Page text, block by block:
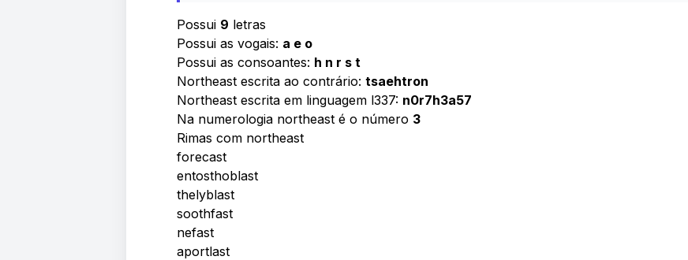
Possui 9 letras
Possui as vogais: a e o
Possui as consoantes: h n r s t
Northeast escrita ao contrário: tsaehtron
Northeast escrita em linguagem l337: n0r7h3a57
Na numerologia northeast é o número 3
Rimas com northeast
forecast
entosthoblast
thelyblast
soothfast
nefast
aportlast